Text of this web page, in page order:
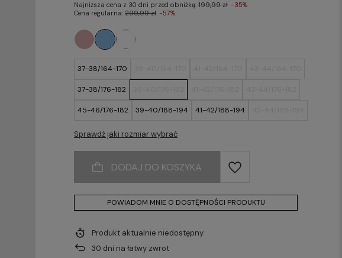
37-38/164-170
37-38/176-182
45-46/176-182 39-40/188-194 41-42/188-194
45-46/188-194
Sprawdź jaki rozmiar wybrać
Najniższa cena z 30 dni przed obniżką:199,99 zł -35%
Cena regularna:299,99 zł -57%
DODAJ DO KOSZYKA
POWIADOM MNIE O DOSTĘPNOŚCI PRODUKTU
Produkt aktualnie niedostępny
30 dni na łatwy zwrot